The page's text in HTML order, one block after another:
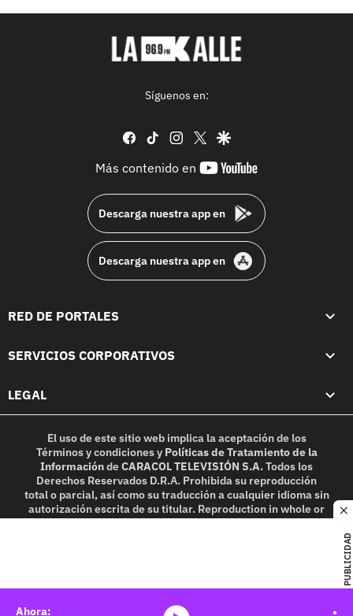
PUBLICIDAD
Síguenos en:
facebook
tiktok instagram
twittergoogle
Más contenido en
youtube-
Descarga nuestra app en
Descarga nuestra app en
RED DE PORTALES
SERVICIOS CORPORATIVOS
LEGAL
El uso de este sitio web implica la aceptación de los
Términos y condicionesy Políticas de Tratamiento de la
InformacióndeCARACOL TELEVISIÓN S.A.Todos los
Derechos Reservados D.R.A. Prohibida su reproducción
total o parcial, así como su traducción a cualquier idioma sin
autorización escrita de su titular. Reproduction in whole or
in part, or translation without written permission is